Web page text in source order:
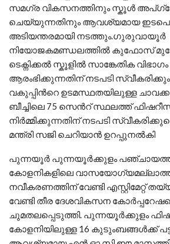
സമഗ്ര വികസനത്തിനും സ്കൂൾ
ചെയ്യുന്നതിനും ആവശ്യമായ
അടിയന്തരമായി നടത്തും.ഗുരുവായൂർ
നിയോജകമണ്ഡലത്തിൽ കുഫോസ്
ടെക്നിക്കൽ സ്കൂളിൽ സാങ്കേതിക
ആരംഭിക്കുന്നതിന് നടപടി
വകുപ്പിൻറെ ഉടമസ്ഥതയിലുള്ള
ബീച്ചിലെ 75 സെൻറ് സ്ഥലത്ത്
നിർമ്മിക്കുന്നതിന് നടപടി
മന്ത്രി സജി ചെറിയാൻ ഉറപ്പുനൽകി
പുന്നയൂർ പുന്നയൂർക്കുളം
കോളനികളിലെ
നവീകരണത്തിന് വേണ്ടി എസ്റ്റിമേറ്റ്
വേണ്ടി തീര ദേശവികസന
ചുമതലപ്പെടുത്തി. പുന്നയൂർക്കുളം
കോളനിയിലുള്ള 16 കുടുംബങ്ങൾക്ക്